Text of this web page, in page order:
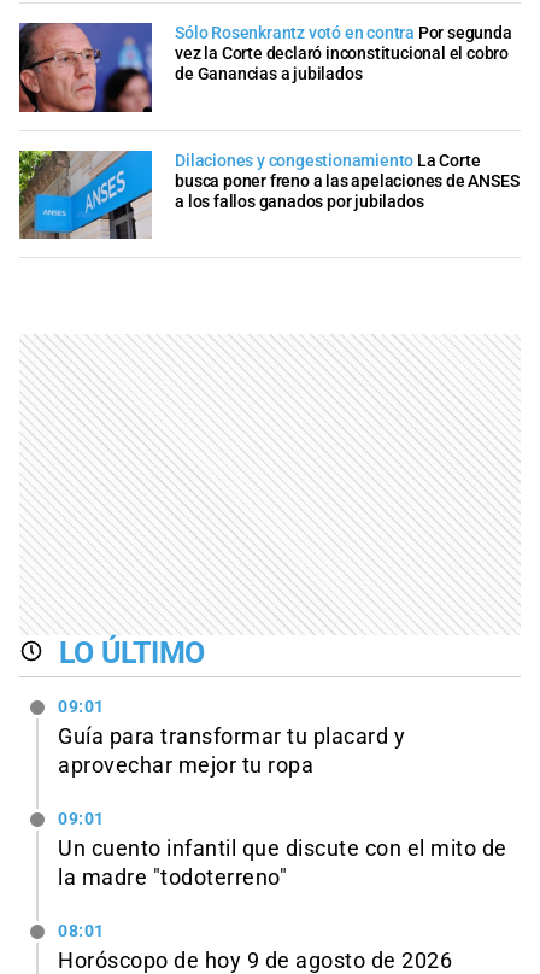
Sólo Rosenkrantz votó en contra Por segunda
vez la Corte declaró inconstitucional el cobro
de Ganancias a jubilados
Dilaciones y congestionamiento La Corte
busca poner freno a las apelaciones de ANSES
a los fallos ganados por jubilados
LO ÚLTIMO
09:01
Guía para transformar tu placard y
aprovechar mejor tu ropa
09:01
Un cuento infantil que discute con el mito de
la madre "todoterreno"
08:01
Horóscopo de hoy 9 de agosto de 2026